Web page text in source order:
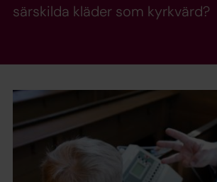
särskilda kläder som kyrkvärd?